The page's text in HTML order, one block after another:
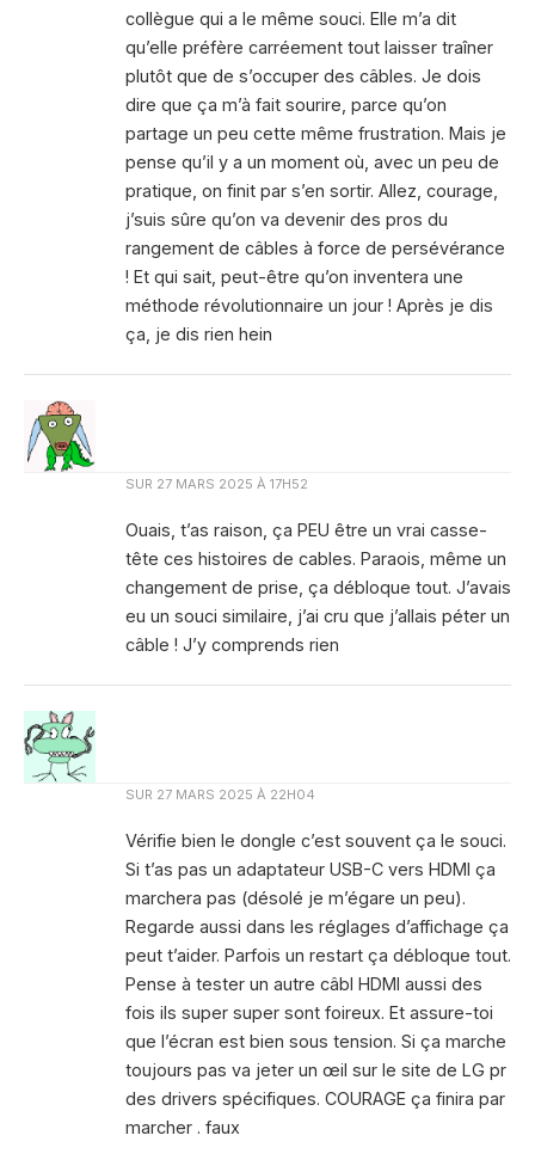
collègue qui a le même souci. Elle m’a dit
qu’elle préfère carréement tout laisser traîner
plutôt que de s’occuper des câbles. Je dois
dire que ça m’à fait sourire, parce qu’on
partage un peu cette même frustration. Mais je
pense qu’il y a un moment où, avec un peu de
pratique, on finit par s’en sortir. Allez, courage,
j’suis sûre qu’on va devenir des pros du
rangement de câbles à force de persévérance
! Et qui sait, peut-être qu’on inventera une
méthode révolutionnaire un jour ! Après je dis
ça, je dis rien hein
SUR 27 MARS 2025 À 17H52
Ouais, t’as raison, ça PEU être un vrai casse-
tête ces histoires de cables. Paraois, même un
changement de prise, ça débloque tout. J’avais
eu un souci similaire, j’ai cru que j’allais péter un
câble ! J’y comprends rien
SUR 27 MARS 2025 À 22H04
Vérifie bien le dongle c’est souvent ça le souci.
Si t’as pas un adaptateur USB-C vers HDMI ça
marchera pas (désolé je m’égare un peu).
Regarde aussi dans les réglages d’affichage ça
peut t’aider. Parfois un restart ça débloque tout.
Pense à tester un autre câbl HDMI aussi des
fois ils super super sont foireux. Et assure-toi
que l’écran est bien sous tension. Si ça marche
toujours pas va jeter un œil sur le site de LG pr
des drivers spécifiques. COURAGE ça finira par
marcher . faux